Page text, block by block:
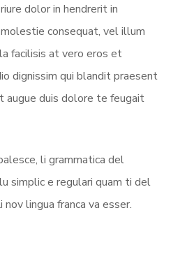
dolor in hendrerit in
consequat, vel illum
facilisis at vero eros et
dignissim qui blandit praesent
duis dolore te feugait
li grammatica del
simplic e regulari quam ti del
lingua franca va esser.